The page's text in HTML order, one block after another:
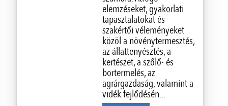
elemzéseket, gyakorlati
tapasztalatokat és
szakértői véleményeket
közöl a növénytermesztés,
az állattenyésztés, a
kertészet, a szőlő- és
bortermelés, az
agrárgazdaság, valamint a
vidék fejlődésén...